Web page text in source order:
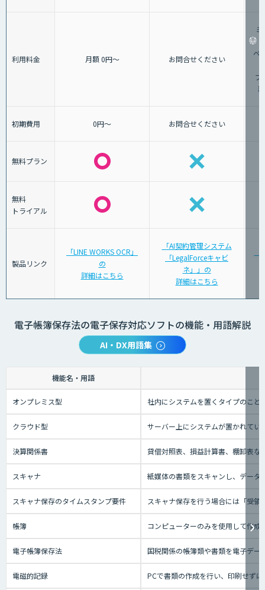
利用料金 月額 0円～ お問合せください
ベ
プ
初期費用 0円～ お問合せください
無料プラン
無料
トライアル
製品リンク
「LINE WORKS OCR」
の
詳細はこちら
「AI契約管理システム
「LegalForceキャビ
ネ」」の
詳細はこちら
電子帳簿保存法の電子保存対応ソフトの機能・用語解説
AI・DX用語集
機能名・用語
オンプレミス型 社内にシステムを置くタイプのこ
クラウド型 サーバー上にシステムが置かれて
決算関係書 貸借対照表、損益計算書、棚卸表な
スキャナ 紙媒体の書類をスキャンし、デー
スキャナ保存のタイムスタンプ要件 スキャナ保存を行う場合には「受
帳簿 コンピューターのみを使用して作
電子帳簿保存法 国税関係の帳簿類や書類を電子デー
電磁的記録 PCで書類の作成を行い、印刷せず